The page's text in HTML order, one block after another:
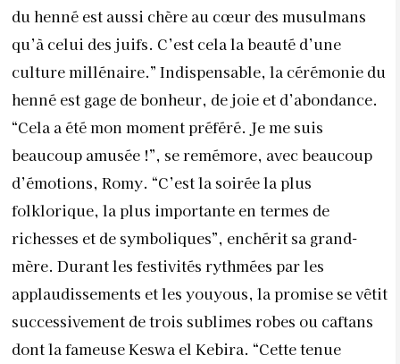
du henné est aussi chère au cœur des musulmans
qu’à celui des juifs. C’est cela la beauté d’une
culture millénaire.” Indispensable, la cérémonie du
henné est gage de bonheur, de joie et d’abondance.
“Cela a été mon moment préféré. Je me suis
beaucoup amusée !”, se remémore, avec beaucoup
d’émotions, Romy. “C’est la soirée la plus
folklorique, la plus importante en termes de
richesses et de symboliques”, enchérit sa grand-
mère. Durant les festivités rythmées par les
applaudissements et les youyous, la promise se vêtit
successivement de trois sublimes robes ou caftans
dont la fameuse Keswa el Kebira. “Cette tenue